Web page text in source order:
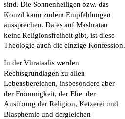
sind. Die Sonnenheiligen bzw. das
Konzil kann zudem Empfehlungen
aussprechen. Da es auf Mashratan
keine Religionsfreiheit gibt, ist diese
Theologie auch die einzige Konfession.
In der Vhrataalis werden
Rechtsgrundlagen zu allen
Lebensbereichen, insbesondere aber
der Frömmigkeit, der Ehe, der
Ausübung der Religion, Ketzerei und
Blasphemie und dergleichen